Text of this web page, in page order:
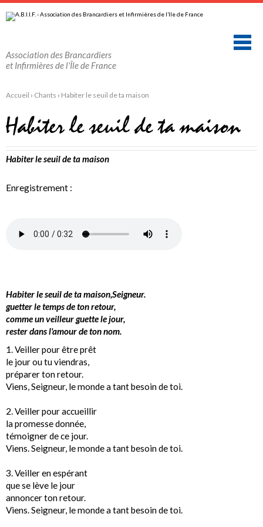
au
contenu.
navigation
personnels
Association des Brancardiers
et Infirmières de l'Île de France
Accueil › Chants › Habiter le seuil de ta maison
Habiter le seuil de ta maison
Habiter le seuil de ta maison
Enregistrement :
Habiter le seuil de ta maison,Seigneur.
guetter le temps de ton retour,
comme un veilleur guette le jour,
rester dans l'amour de ton nom.
1. Veiller pour être prêt
le jour ou tu viendras,
préparer ton retour.
Viens, Seigneur, le monde a tant besoin de toi.
2. Veiller pour accueillir
la promesse donnée,
témoigner de ce jour.
Viens. Seigneur, le monde a tant besoin de toi.
3. Veiller en espérant
que se lève le jour
annoncer ton retour.
Viens. Seigneur, le monde a tant besoin de toi.